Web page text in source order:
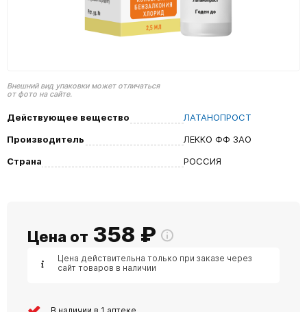
Внешний вид упаковки может отличаться
от фото на сайте.
Действующее вещество
ЛАТАНОПРОСТ
Производитель
ЛЕККО ФФ ЗАО
Страна
РОССИЯ
Цена от 358 ₽
Цена действительна только при заказе через
сайт товаров в наличии
В наличии в 1 аптеке